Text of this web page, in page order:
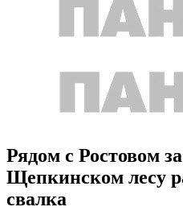
Рядом с Ростовом
Щепкинском лесу
свалка